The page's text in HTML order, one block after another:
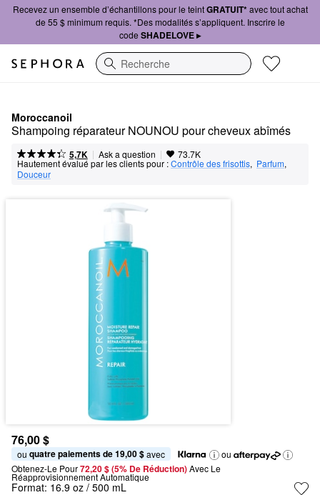
Recevez un ensemble d’échantillons pour le teintGRATUIT*avec tout achat
de 55 $ minimum requis. *Des modalités s’appliquent. Inscrire le
code SHADELOVE ▸
Recherche
Moroccanoil
Shampoing réparateur NOUNOU pour cheveux abîmés
5,7K | Ask a question | 73.7K
Hautement évalué par les clients pour :Contrôle des frisottis, Parfum,
Douceur
76,00 $
ou quatre paiements de 19,00 $ avec
ou
Obtenez-Le Pour72,20 $ (5% De Réduction) Avec Le
Réapprovisionnement Automatique
Format: 16.9 oz / 500 mL